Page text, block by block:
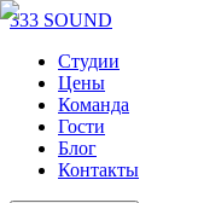
333 SOUND
Студии
Цены
Команда
Гости
Блог
Контакты